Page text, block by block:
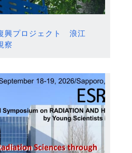
興プロジェクト 浪江
察